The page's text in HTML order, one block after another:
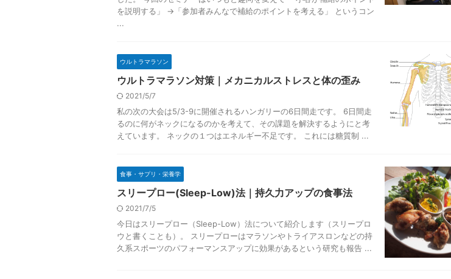
を説明する」 →「参加者みんなで補給のポイントを考える」 というコン
...
ウルトラマラソン
ウルトラマラソン対策｜メカニカルストレスと体の歪み
2021/5/7
私の次の大会は5/3-9に開催されるハンガリーの6日間走です。 6日間走
るのに何がネックになるのかを考えて、その課題を解決するようにと考
えています。 ネックの１つはエネルギー不足です。 これには糖質制 ...
食事・サプリ・栄養学
スリープロー(Sleep-Low)法｜持久力アップの食事法
2021/7/5
今日はスリープロー（Sleep-Low）法について紹介します（スリープロ
ウと書くことも）。 スリープローはマラソンやトライアスロンなどの持
久系スポーツのパフォーマンスアップに効果があるという研究も報告 ...